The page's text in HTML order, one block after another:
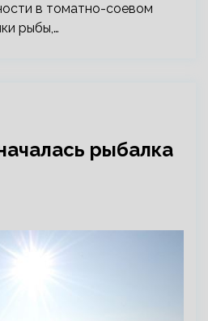
в томатно-соевом
рыбы,…
рыбалка